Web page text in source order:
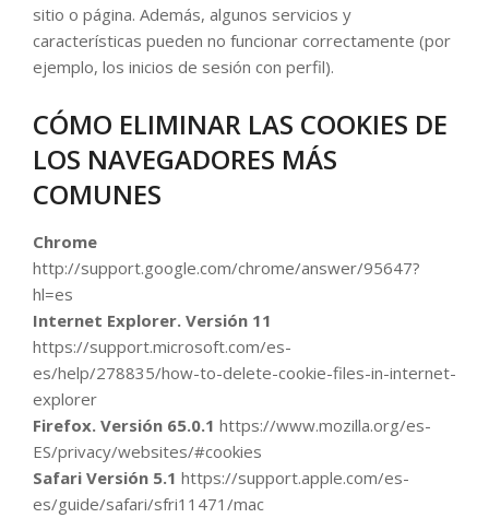
sitio o página. Además, algunos servicios y
características pueden no funcionar correctamente (por
ejemplo, los inicios de sesión con perfil).
CÓMO ELIMINAR LAS COOKIES DE
LOS NAVEGADORES MÁS
COMUNES
Chrome
http://support.google.com/chrome/answer/95647?
hl=es
Internet Explorer. Versión 11
https://support.microsoft.com/es-
es/help/278835/how-to-delete-cookie-files-in-internet-
explorer
Firefox. Versión 65.0.1 https://www.mozilla.org/es-
ES/privacy/websites/#cookies
Safari Versión 5.1 https://support.apple.com/es-
es/guide/safari/sfri11471/mac